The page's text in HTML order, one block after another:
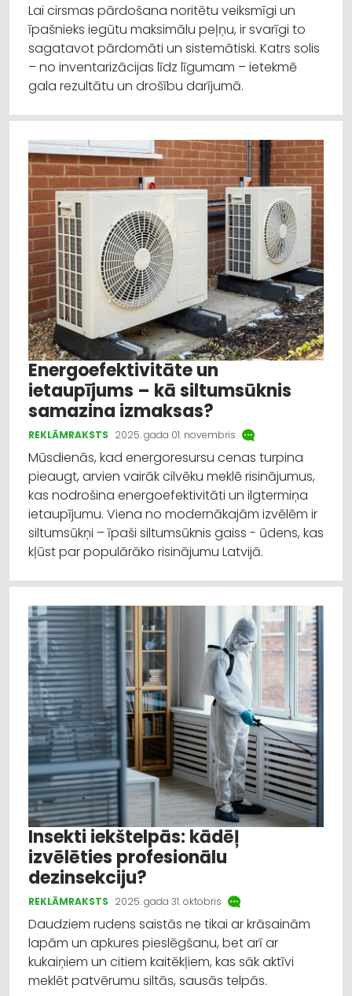
Lai cirsmas pārdošana noritētu veiksmīgi un
īpašnieks iegūtu maksimālu peļņu, ir svarīgi to
sagatavot pārdomāti un sistemātiski. Katrs solis
– no inventarizācijas līdz līgumam – ietekmē
gala rezultātu un drošību darījumā.
Energoefektivitāte un
ietaupījums – kā siltumsūknis
samazina izmaksas?
REKLĀMRAKSTS 2025. gada 01. novembris
Mūsdienās, kad energoresursu cenas turpina
pieaugt, arvien vairāk cilvēku meklē risinājumus,
kas nodrošina energoefektivitāti un ilgtermiņa
ietaupījumu. Viena no modernākajām izvēlēm ir
siltumsūkņi – īpaši siltumsūknis gaiss - ūdens, kas
kļūst par populārāko risinājumu Latvijā.
Insekti iekštelpās: kādēļ
izvēlēties profesionālu
dezinsekciju?
REKLĀMRAKSTS 2025. gada 31. oktobris
Daudziem rudens saistās ne tikai ar krāsainām
lapām un apkures pieslēgšanu, bet arī ar
kukaiņiem un citiem kaitēkļiem, kas sāk aktīvi
meklēt patvērumu siltās, sausās telpās.